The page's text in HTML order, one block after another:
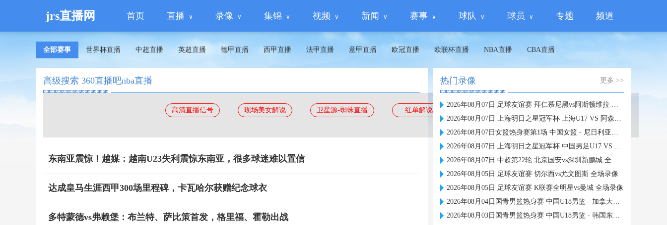
jrs直播网 首页 直播 录像 集锦 视频 新闻 赛事 球队 球员 专题 频道
全部赛事 世界杯直播 中超直播 英超直播 德甲直播 西甲直播 法甲直播 意甲直播 欧冠直播 欧联杯直播 NBA直播 CBA直播
高级搜索 360直播吧nba直播
高清直播信号 现场美女解说 卫星源-蜘蛛直播 红单解说 蜘蛛直播
东南亚震惊！越媒：越南U23失利震惊东南亚，很多球迷难以置信
达成皇马生涯西甲300场里程碑，卡瓦哈尔获赠纪念球衣
多特蒙德vs弗赖堡：布兰特、萨比策首发，格里福、霍勒出战
热门录像 更多 >>
2026年08月07日 足球友谊赛 拜仁慕尼黑vs阿斯顿维拉 全场录像
2026年08月07日 上海明日之星冠军杯 上海U17 VS 阿森纳U17 全场录像
2026年08月07日女篮热身赛第1场 中国女篮 - 尼日利亚女篮 全场录像
2026年08月07日 上海明日之星冠军杯 中国男足U17 VS 河床U17 全场录像
2026年08月07日 中超第22轮 北京国安vs深圳新鹏城 全场录像
2026年08月05日 足球友谊赛 切尔西vs尤文图斯 全场录像
2026年08月05日 足球友谊赛 K联赛全明星vs曼城 全场录像
2026年08月04日国青男篮热身赛 中国U18男篮 - 加拿大大卫·安篮球学院 全场录像
2026年08月03日国青男篮热身赛 中国U18男篮 - 韩国东国大学 全场录像